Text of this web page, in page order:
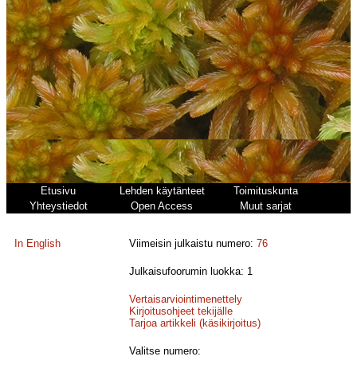
Etusivu Lehden käytänteet
Toimituskunta
Yhteystiedot
Open Access Muut sarjat
In English Viimeisin julkaistu numero:76
Julkaisufoorumin luokka: 1
Vertaisarviointimenettely
Kirjoitusohjeet tekijälle
Tarjoa artikkeli (käsikirjoitus)
Valitse numero: